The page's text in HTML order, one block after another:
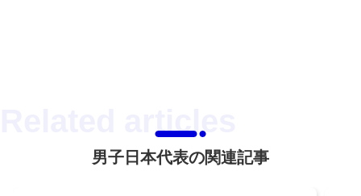
男子日本代表の関連記事